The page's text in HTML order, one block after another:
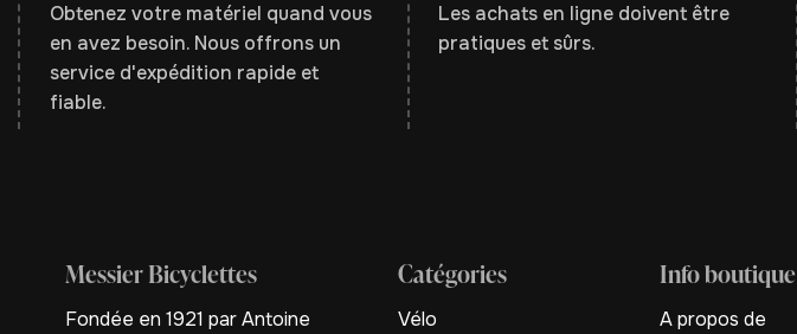
Obtenez votre matériel quand vous
en avez besoin. Nous offrons un
service d'expédition rapide et
fiable.
Les achats en ligne doivent être
pratiques et sûrs.
Messier Bicyclettes
Fondée en 1921 par Antoine
Catégories
Vélo
Info boutique
A propos de